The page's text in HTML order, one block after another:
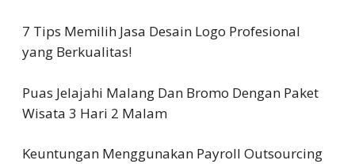
7 Tips Memilih Jasa Desain Logo Profesional
yang Berkualitas!
Puas Jelajahi Malang Dan Bromo Dengan Paket
Wisata 3 Hari 2 Malam
Keuntungan Menggunakan Payroll Outsourcing